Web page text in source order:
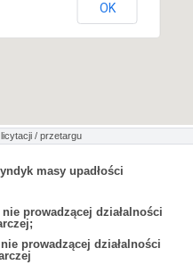
OK
licytacji / przetargu
masy upadłości
prowadzącej działalności
prowadzącej działalności